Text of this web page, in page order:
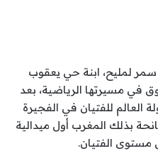
لمليح، ابنة حي يعقوب
في مسيرتها الرياضية، بعد
العالم للفتيان في الفجيرة
أقل من 59 كلغ، مانحة بذلك المغرب أول ميدالية
مستوى الفتيان.